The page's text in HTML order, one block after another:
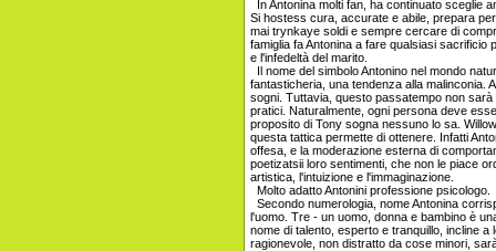
In Antonina molti fan, ha continuato sceglie
Si hostess cura, accurate e abile, prepara
mai trynkaye soldi e sempre cercare di
famiglia fa Antonina a fare qualsiasi
e l'infedeltà del marito.
Il nome del simbolo Antonino nel mondo
fantasticheria, una tendenza alla malinconia.
sogni. Tuttavia, questo passatempo non
pratici. Naturalmente, ogni persona deve
proposito di Tony sogna nessuno lo sa.
questa tattica permette di ottenere. Infatti
offesa, e la moderazione esterna di
poetizatsii loro sentimenti, che non le piace
artistica, l'intuizione e l'immaginazione.
Molto adatto Antonini professione psicologo.
Secondo numerologia, nome Antonina
l'uomo. Tre - un uomo, donna e bambino è
nome di talento, esperto e tranquillo, incline
ragionevole, non distratto da cose minori,